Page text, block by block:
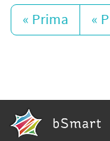
« Prima «